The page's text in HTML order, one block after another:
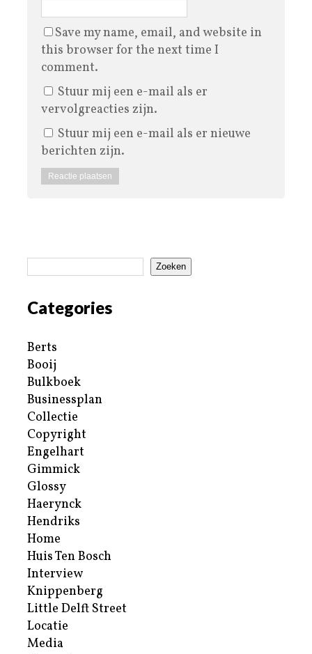
Save my name, email, and website in
this browser for the next time I
comment.
Stuur mij een e-mail als er
vervolgreacties zijn.
Stuur mij een e-mail als er nieuwe
berichten zijn.
Zoeken
Categories
Berts
Booij
Bulkboek
Businessplan
Collectie
Copyright
Engelhart
Gimmick
Glossy
Haerynck
Hendriks
Home
Huis Ten Bosch
Interview
Knippenberg
Little Delft Street
Locatie
Media